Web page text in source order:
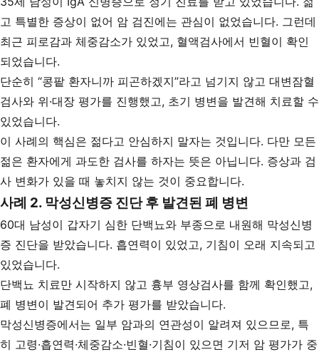
고 특별한 증상이 없어 암 검진에는 관심이 없었습니다. 그런데
최근 피로감과 체중감소가 있었고, 혈액검사에서 빈혈이 확인
되었습니다.
단순히 “콩팥 환자니까 피곤하겠지”라고 넘기지 않고 대변잠혈
검사와 위·대장 평가를 진행했고, 초기 병변을 발견해 치료할 수
있었습니다.
이 사례의 핵심은 젊다고 안심하지 말자는 것입니다. 다만 모든
젊은 환자에게 과도한 검사를 하자는 뜻은 아닙니다. 증상과 검
사 변화가 있을 때 놓치지 않는 것이 중요합니다.
사례 2. 막성신병증 진단 후 발견된 폐 병변
60대 남성이 갑자기 심한 단백뇨와 부종으로 내원해 막성신병
증 진단을 받았습니다. 흡연력이 있었고, 기침이 오래 지속되고
있었습니다.
단백뇨 치료만 시작하지 않고 흉부 영상검사를 함께 확인했고,
폐 병변이 발견되어 추가 평가를 받았습니다.
막성신병증에서는 일부 암과의 연관성이 알려져 있으므로, 특
히 고령·흡연력·체중감소·빈혈·기침이 있으면 기저 암 평가가 중